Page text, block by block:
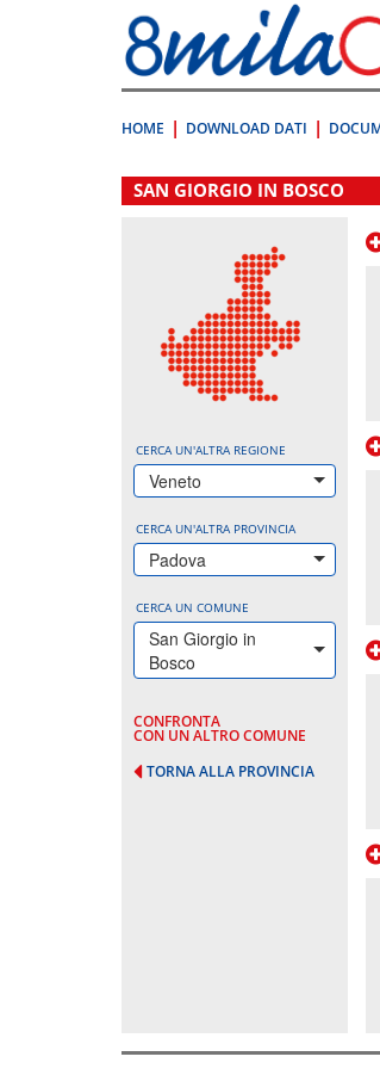
direttamente
a:
Contenuto
HOME DOWNLOAD DATI
.
SAN GIORGIO IN BOSCO
CERCA UN'ALTRA REGIONE
Veneto
CERCA UN'ALTRA PROVINCIA
Padova
CERCA UN COMUNE
San Giorgio in
Bosco
CONFRONTA
CON UN ALTRO COMUNE
TORNA ALLA PROVINCIA